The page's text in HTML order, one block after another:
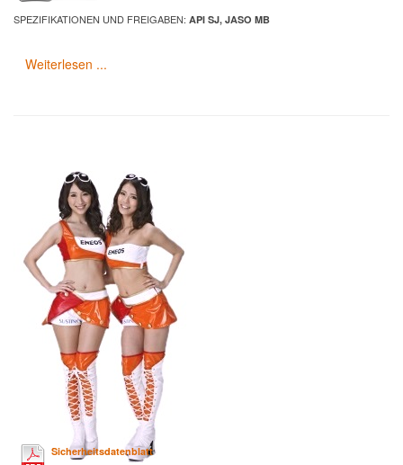
SPEZIFIKATIONEN UND FREIGABEN: API SJ, JASO MB
Weiterlesen ...
Sicherheitsdatenblatt